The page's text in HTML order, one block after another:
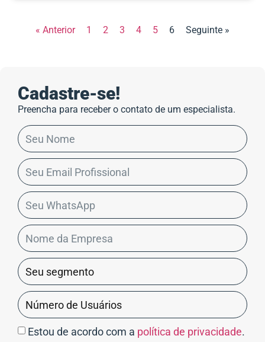
« Anterior 1 2 3 4 5 6 Seguinte »
Cadastre-se!
Preencha para receber o contato de um especialista.
Estou de acordo com a política de privacidade.